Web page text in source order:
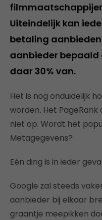
Uiteindelijk kan
betaling
aanbieder bepaald
daar 30% van.
Het is nog onduidelijk
worden. Het
niet op. Wordt het
Metagegevens?
Eén ding is in ieder
Google zal steeds
aanbieder bij elkaar
graantje meepikken